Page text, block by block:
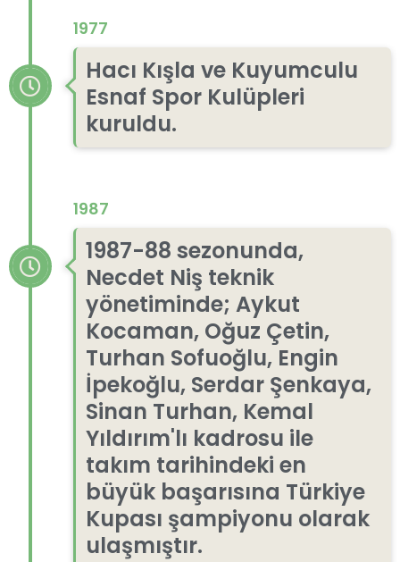
1977
Hacı Kışla ve Kuyumculu
Esnaf Spor Kulüpleri
kuruldu.
1987
1987-88 sezonunda,
Necdet Niş teknik
yönetiminde; Aykut
Kocaman, Oğuz Çetin,
Turhan Sofuoğlu, Engin
İpekoğlu, Serdar Şenkaya,
Sinan Turhan, Kemal
Yıldırım'lı kadrosu ile
takım tarihindeki en
büyük başarısına Türkiye
Kupası şampiyonu olarak
ulaşmıştır.